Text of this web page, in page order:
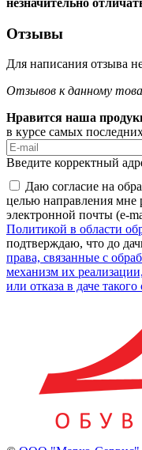
незначительно
Отзывы
Для написания отзыва
Отзывов к данному
Нравится наша
в курсе самых
Введите корректный
Даю согласие на
целью направления мне
электронной почты (e-
Политикой в области
подтверждаю, что до
права, связанные с
механизм их
или отказа в даче такого